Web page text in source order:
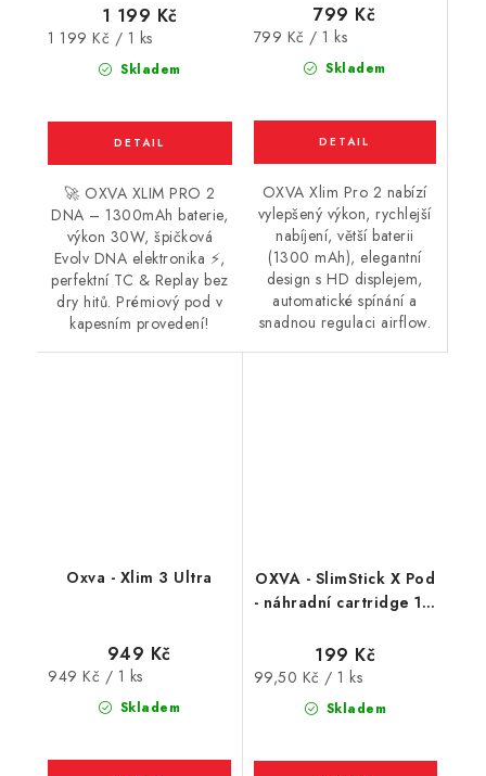
Skladem
1 199 Kč
Měrná
1 199 Kč / 1 ks
🚀 OXVA XLIM PRO 2
DNA – 1300mAh baterie,
výkon 30W, špičková
Evolv DNA elektronika ⚡,
perfektní TC & Replay bez
dry hitů. Prémiový pod v
kapesním provedení!
Skladem
799 Kč
Měrná
799 Kč / 1 ks
OXVA Xlim Pro 2 nabízí
vylepšený výkon, rychlejší
nabíjení, větší baterii
(1300 mAh), elegantní
design s HD displejem,
automatické spínání a
snadnou regulaci airflow.
Oxva - Xlim 3 Ultra
Skladem
949 Kč
Měrná
949 Kč / 1 ks
OXVA - SlimStick X Pod
- náhradní cartridge 1,0
Skladem
199 Kč
Měrná
99,50 Kč / 1 ks